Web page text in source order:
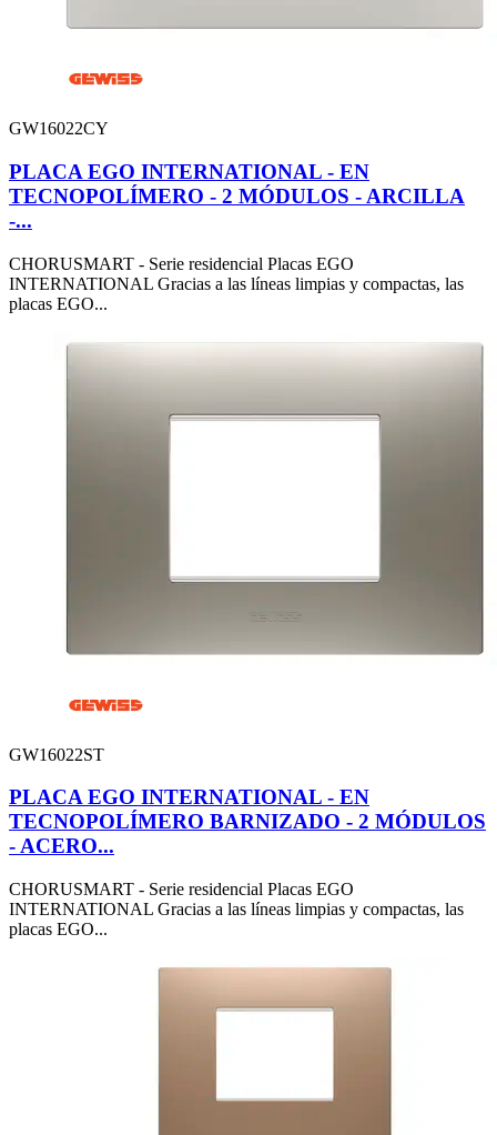
GW16022CY
PLACA EGO INTERNATIONAL - EN
TECNOPOLÍMERO - 2 MÓDULOS - ARCILLA
-...
CHORUSMART - Serie residencial Placas EGO
INTERNATIONAL Gracias a las líneas limpias y compactas, las
placas EGO...
GW16022ST
PLACA EGO INTERNATIONAL - EN
TECNOPOLÍMERO BARNIZADO - 2 MÓDULOS
- ACERO...
CHORUSMART - Serie residencial Placas EGO
INTERNATIONAL Gracias a las líneas limpias y compactas, las
placas EGO...